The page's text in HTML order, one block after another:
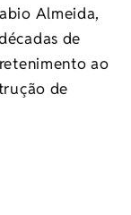
Almeida,
de
ao
de